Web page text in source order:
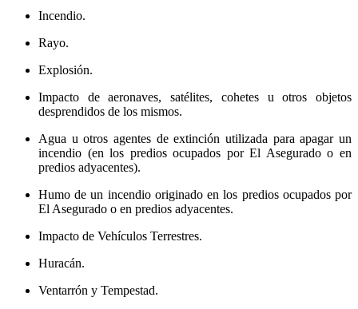
Incendio.
Rayo.
Explosión.
Impacto de aeronaves, satélites, cohetes u otros objetos
desprendidos de los mismos.
Agua u otros agentes de extinción utilizada para apagar un
incendio (en los predios ocupados por El Asegurado o en
predios adyacentes).
Humo de un incendio originado en los predios ocupados por
El Asegurado o en predios adyacentes.
Impacto de Vehículos Terrestres.
Huracán.
Ventarrón y Tempestad.